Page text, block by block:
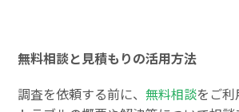
無料相談と見積もりの活用方法
調査を依頼する前に、無料相談をご利